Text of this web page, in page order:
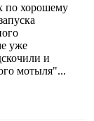
по хорошему
уже
и
мотыля"...